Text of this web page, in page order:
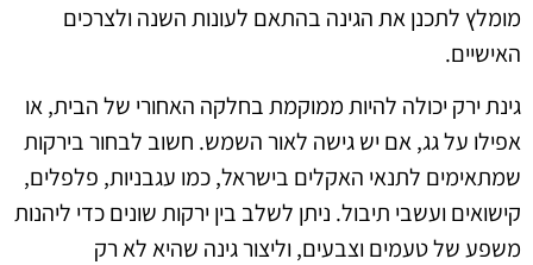
מומלץ לתכנן את הגינה בהתאם לעונות השנה ולצרכים
האישיים.
גינת ירק יכולה להיות ממוקמת בחלקה האחורי של הבית, או
אפילו על גג, אם יש גישה לאור השמש. חשוב לבחור בירקות
שמתאימים לתנאי האקלים בישראל, כמו עגבניות, פלפלים,
קישואים ועשבי תיבול. ניתן לשלב בין ירקות שונים כדי ליהנות
משפע של טעמים וצבעים, וליצור גינה שהיא לא רק